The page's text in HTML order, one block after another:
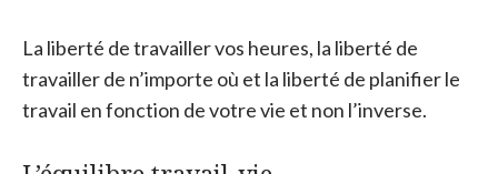
La liberté de travailler vos heures, la liberté de
travailler de n’importe où et la liberté de planifier le
travail en fonction de votre vie et non l’inverse.